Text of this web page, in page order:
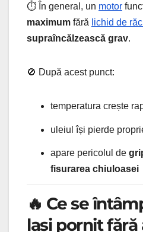
⏱️ În general, un motor
maximum fără lichid de
supraîncălzească grav.
🚫 După acest punct:
temperatura crește
uleiul își pierde
apare pericolul de
fisurarea chiuloasei
🔥 Ce se
lași pornit fără